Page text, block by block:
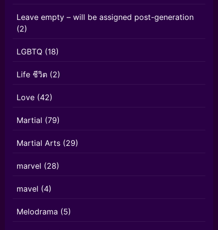
Leave empty – will be assigned post-generation
(2)
LGBTQ (18)
Life ชีวิต (2)
Love (42)
Martial (79)
Martial Arts (29)
marvel (28)
mavel (4)
Melodrama (5)